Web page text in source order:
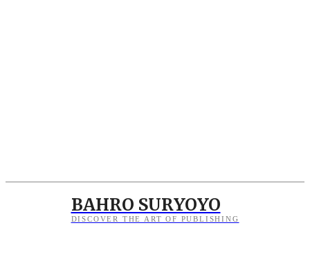
BAHRO SURYOYO
DISCOVER THE ART OF PUBLISHING